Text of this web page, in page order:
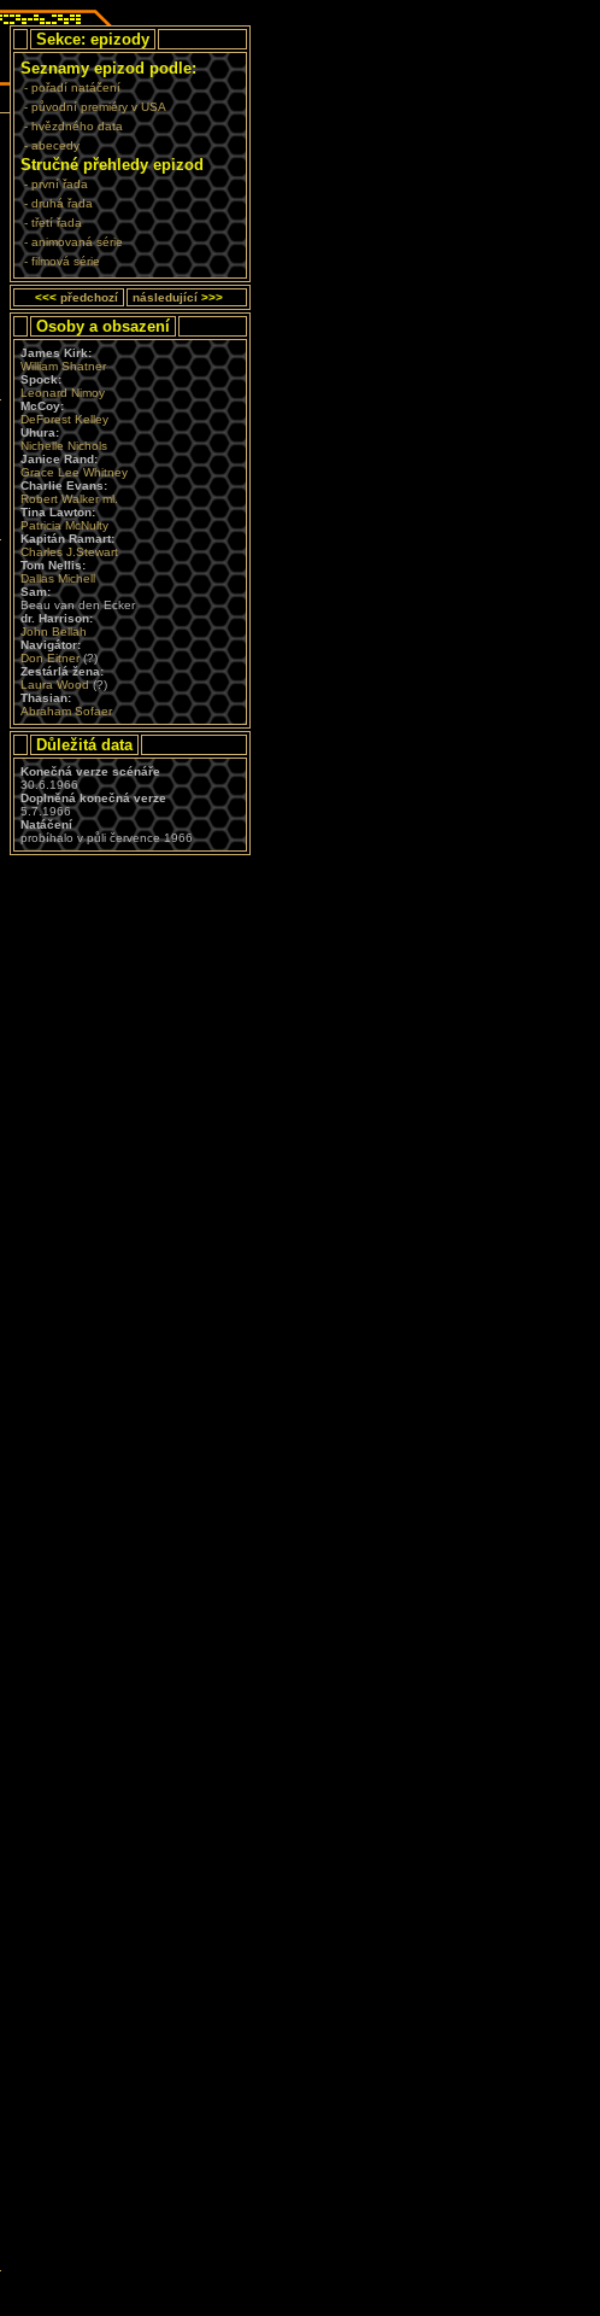
Sekce: epizody
Seznamy epizod podle:
- pořadí natáčení
- původní premiéry v USA
- hvězdného data
- abecedy
Stručné přehledy epizod
- první řada
- druhá řada
- třetí řada
- animovaná série
- filmová série
<<< předchozí následující >>>
Osoby a obsazení
James Kirk:
William Shatner
Spock:
Leonard Nimoy
McCoy:
DeForest Kelley
Uhura:
Nichelle Nichols
Janice Rand:
Grace Lee Whitney
Charlie Evans:
Robert Walker ml.
Tina Lawton:
Patricia McNulty
Kapitán Ramart:
Charles J.Stewart
Tom Nellis:
Dallas Michell
Sam:
Beau van den Ecker
dr. Harrison:
John Bellah
Navigátor:
Don Eitner(?)
Zestárlá žena:
Laura Wood(?)
Thasian:
Abraham Sofaer
Důležitá data
Konečná verze scénáře
30.6.1966
Doplněná konečná verze
5.7.1966
Natáčení
probíhalo v půli července 1966